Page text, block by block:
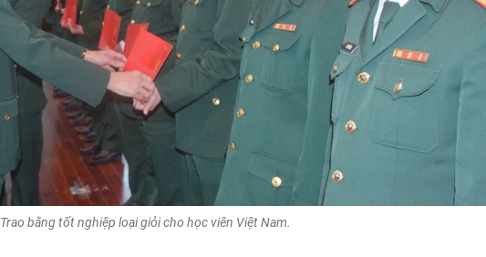
Trao bằng tốt nghiệp loại giỏi cho học viên Việt Nam.